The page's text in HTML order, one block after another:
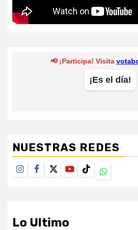
NUESTRAS REDES
Instagram
Facebook
TwitterYoutubeTikTokWhatsapp
Lo Ultimo